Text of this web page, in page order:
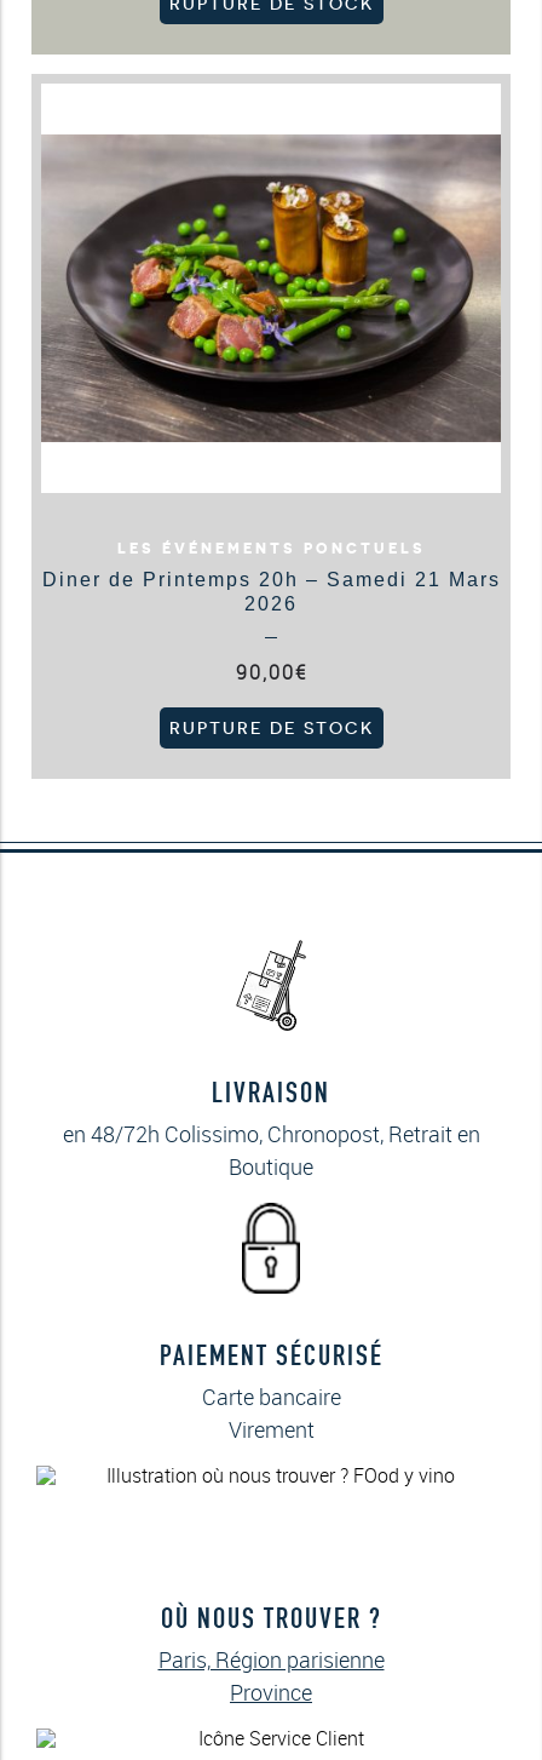
LES ÉVÉNEMENTS PONCTUELS
Diner de Printemps 20h – Samedi 21 Mars
2026
90,00€
RUPTURE DE STOCK
LIVRAISON
en 48/72h Colissimo, Chronopost, Retrait en
Boutique
PAIEMENT SÉCURISÉ
Carte bancaire
Virement
OÙ NOUS TROUVER ?
Paris, Région parisienne
Province